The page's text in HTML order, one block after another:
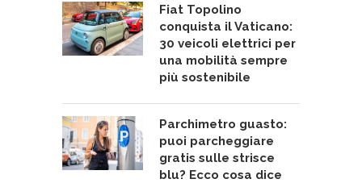
Fiat Topolino
conquista il Vaticano:
30 veicoli elettrici per
una mobilità sempre
più sostenibile
Parchimetro guasto:
puoi parcheggiare
gratis sulle strisce
blu? Ecco cosa dice